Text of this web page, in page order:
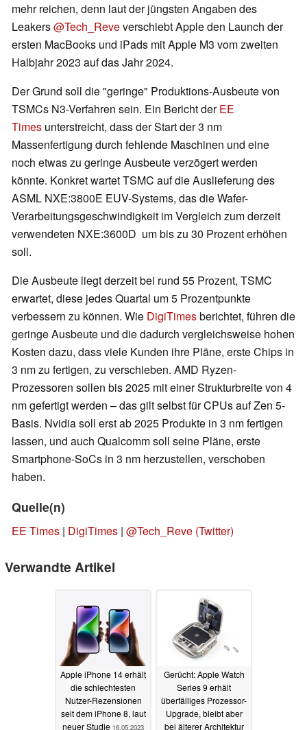
mehr reichen, denn laut der jüngsten Angaben des
Leakers@Tech_Reveverschiebt Apple den Launch der
ersten MacBooks und iPads mit Apple M3 vom zweiten
Halbjahr 2023 auf das Jahr 2024.
Der Grund soll die "geringe" Produktions-Ausbeute von
TSMCs N3-Verfahren sein. Ein Bericht derEE
Times unterstreicht, dass der Start der 3 nm
Massenfertigung durch fehlende Maschinen und eine
noch etwas zu geringe Ausbeute verzögert werden
könnte. Konkret wartet TSMC auf die Auslieferung des
ASML NXE:3800E EUV-Systems, das die Wafer-
Verarbeitungsgeschwindigkeit im Vergleich zum derzeit
verwendeten NXE:3600D um bis zu 30 Prozent erhöhen
soll.
Die Ausbeute liegt derzeit bei rund 55 Prozent, TSMC
erwartet, diese jedes Quartal um 5 Prozentpunkte
verbessern zu können. Wie DigiTimesberichtet, führen die
geringe Ausbeute und die dadurch vergleichsweise hohen
Kosten dazu, dass viele Kunden ihre Pläne, erste Chips in
3 nm zu fertigen, zu verschieben. AMD Ryzen-
Prozessoren sollen bis 2025 mit einer Strukturbreite von 4
nm gefertigt werden – das gilt selbst für CPUs auf Zen 5-
Basis. Nvidia soll erst ab 2025 Produkte in 3 nm fertigen
lassen, und auch Qualcomm soll seine Pläne, erste
Smartphone-SoCs in 3 nm herzustellen, verschoben
haben.
Quelle(n)
EE Times | DigiTimes | @Tech_Reve (Twitter)
Verwandte Artikel
Apple iPhone 14 erhält
die schlechtesten
Nutzer-Rezensionen
seit dem iPhone 8, laut
neuer Studie 16.05.2023
Gerücht: Apple Watch
Series 9 erhält
überfälliges Prozessor-
Upgrade, bleibt aber
bei älterer Architektur